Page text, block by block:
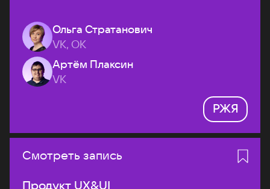
Ольга Стратанович
VK, ОК
Артём Плаксин
VK
РЖЯ
Смотреть запись
Продукт UX&UI